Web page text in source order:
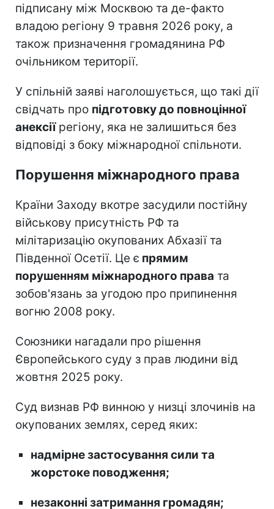
підписану між Москвою та де-факто
владою регіону 9 травня 2026 року, а
також призначення громадянина РФ
очільником території.
У спільній заяві наголошується, що такі дії
свідчать про підготовку до повноцінної
анексіїрегіону, яка не залишиться без
відповіді з боку міжнародної спільноти.
Порушення міжнародного права
Країни Заходу вкотре засудили постійну
військову присутність РФ та
мілітаризацію окупованих Абхазії та
Південної Осетії. Це є прямим
порушенням міжнародного права та
зобов'язань за угодою про припинення
вогню 2008 року.
Союзники нагадали про рішення
Європейського суду з прав людини від
жовтня 2025 року.
Суд визнав РФ винною у низці злочинів на
окупованих землях, серед яких:
надмірне застосування сили та
жорстоке поводження;
незаконні затримання громадян;